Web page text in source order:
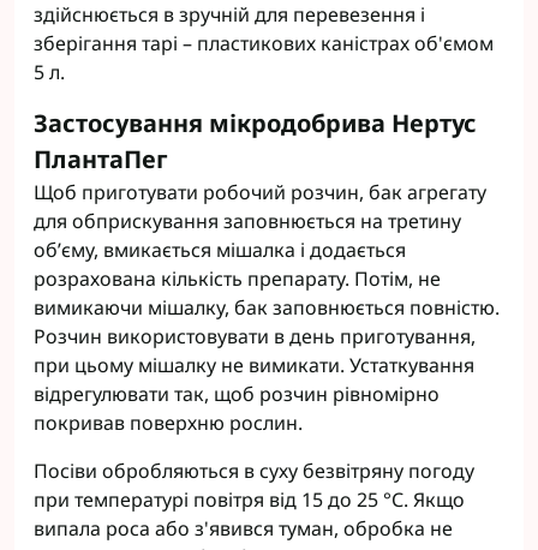
здійснюється в зручній для перевезення і
зберігання тарі – пластикових каністрах об'ємом
5 л.
Застосування мікродобрива Нертус
ПлантаПег
Щоб приготувати робочий розчин, бак агрегату
для обприскування заповнюється на третину
об’єму, вмикається мішалка і додається
розрахована кількість препарату. Потім, не
вимикаючи мішалку, бак заповнюється повністю.
Розчин використовувати в день приготування,
при цьому мішалку не вимикати. Устаткування
відрегулювати так, щоб розчин рівномірно
покривав поверхню рослин.
Посіви обробляються в суху безвітряну погоду
при температурі повітря від 15 до 25 °С. Якщо
випала роса або з'явився туман, обробка не